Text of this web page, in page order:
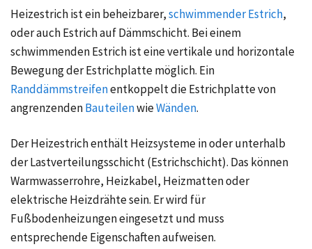
Heizestrich ist ein beheizbarer,schwimmender Estrich,
oder auch Estrich auf Dämmschicht. Bei einem
schwimmenden Estrich ist eine vertikale und horizontale
Bewegung der Estrichplatte möglich. Ein
Randdämmstreifenentkoppelt die Estrichplatte von
angrenzendenBauteilenwieWänden.
Der Heizestrich enthält Heizsysteme in oder unterhalb
der Lastverteilungsschicht (Estrichschicht). Das können
Warmwasserrohre, Heizkabel, Heizmatten oder
elektrische Heizdrähte sein. Er wird für
Fußbodenheizungen eingesetzt und muss
entsprechende Eigenschaften aufweisen.